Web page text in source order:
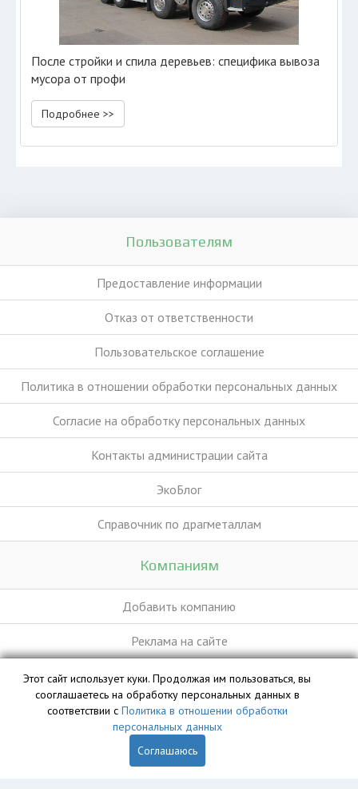
После стройки и спила деревьев: специфика вывоза
мусора от профи
Подробнее >>
Пользователям
Предоставление информации
Отказ от ответственности
Пользовательское соглашение
Политика в отношении обработки персональных данных
Согласие на обработку персональных данных
Контакты администрации сайта
ЭкоБлог
Справочник по драгметаллам
Компаниям
Добавить компанию
Реклама на сайте
База данных сайта vyvoz.org является интеллектуальной
собственностью ООО «Профит» и охраняется законом.
Этот сайт использует куки. Продолжая им пользоваться, вы
сооглашаетесь на обработку персональных данных в
соответствии с Политика в отношении обработки
персональных данных
Соглашаюсь